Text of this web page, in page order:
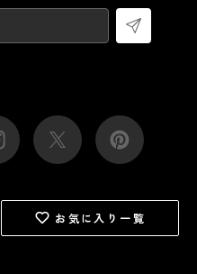
お気に入り一覧